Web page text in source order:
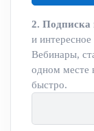
2. Подписка
и
Вебинары,
одном месте
быстро.